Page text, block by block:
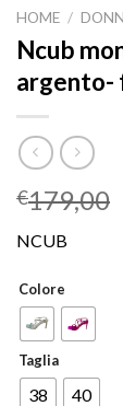
HOME /
Ncub
argento-
€179,00
NCUB
Colore
Taglia
38 40